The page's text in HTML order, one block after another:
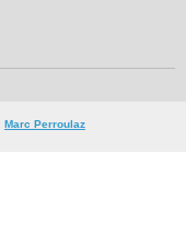
Marc Perroulaz